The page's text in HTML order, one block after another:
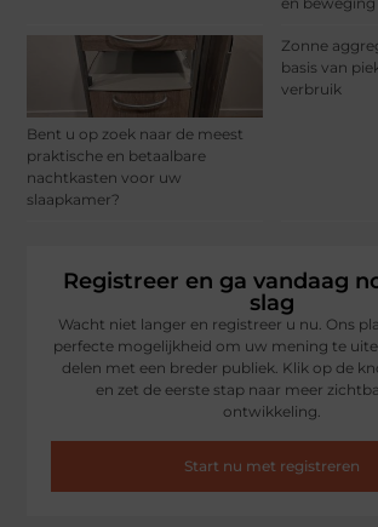
Bent u op zoek naar de meest
praktische en betaalbare
nachtkasten voor uw
slaapkamer?
Zonne
basis van
verbruik
Registreer en ga vandaag
slag
Wacht niet langer en registreer u nu. Ons
perfecte mogelijkheid om uw mening te
delen met een breder publiek. Klik op de
en zet de eerste stap naar meer
ontwikkeling.
Start nu met registreren